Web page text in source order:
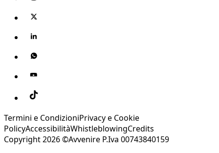
Termini e CondizioniPrivacy e Cookie
PolicyAccessibilitàWhistleblowingCredits
Copyright 2026 ©Avvenire P.Iva 00743840159